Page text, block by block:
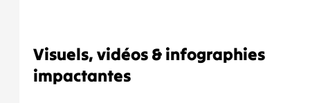
Visuels, vidéos & infographies
impactantes